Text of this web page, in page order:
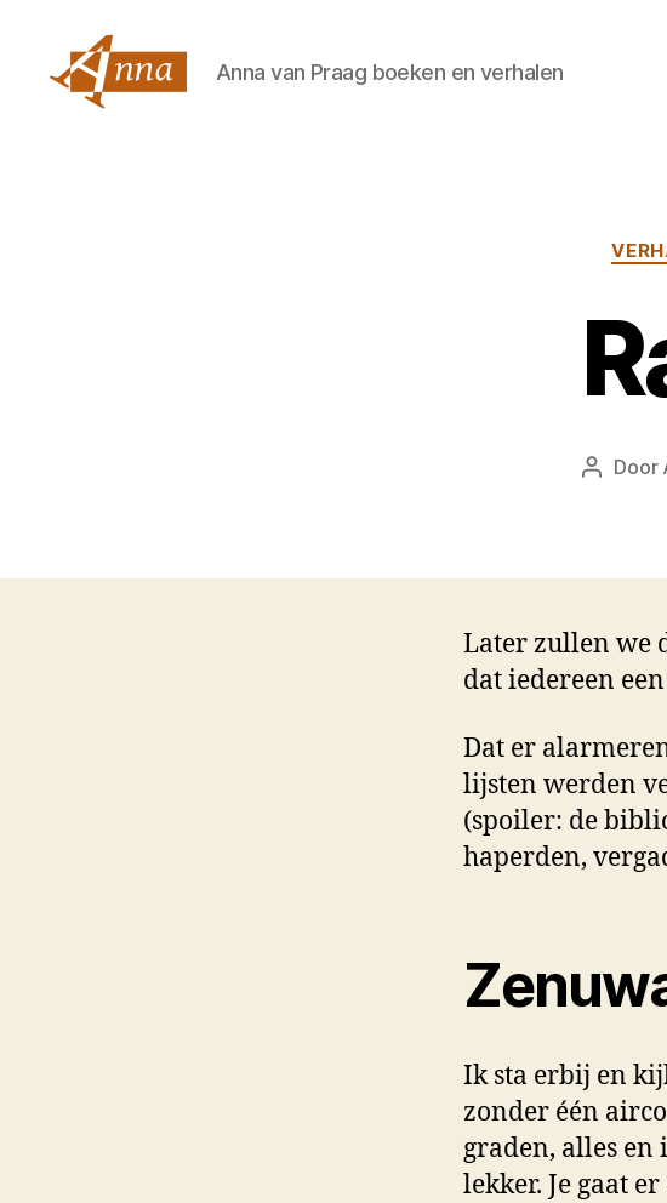
Anna van Praag boeken en verhalen
Door
Later zullen we
dat iedereen
Dat er
lijsten werden
(spoiler: de
haperden,
Ik sta erbij en
zonder één
graden, alles
lekker. Je gaat